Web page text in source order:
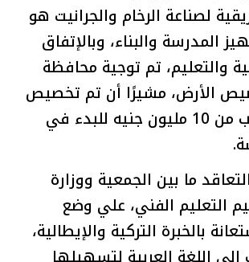
لصناعة الرخام والجرانيت هو
المدرسة والبناء، وبالإتفاق
والتعليم، تم توجية محافظة
الأرض، مشيرًا أن تم تخصيص
حوالي ما يقرب من 10 مليون جنيه للبدء في
ما بين الجمعية ووزارة
التعليم الفني، علي وضع
بالخبرة التركية والإيطالية،